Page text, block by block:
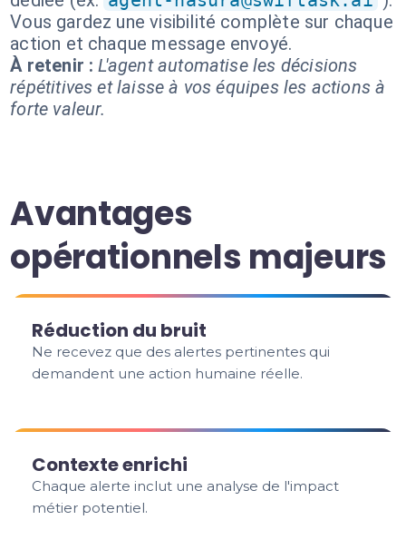
Vous gardez une visibilité complète sur chaque
action et chaque message envoyé.
À retenir : L'agent automatise les décisions
répétitives et laisse à vos équipes les actions à
forte valeur.
Avantages
opérationnels majeurs
Réduction du bruit
Ne recevez que des alertes pertinentes qui
demandent une action humaine réelle.
Contexte enrichi
Chaque alerte inclut une analyse de l'impact
métier potentiel.